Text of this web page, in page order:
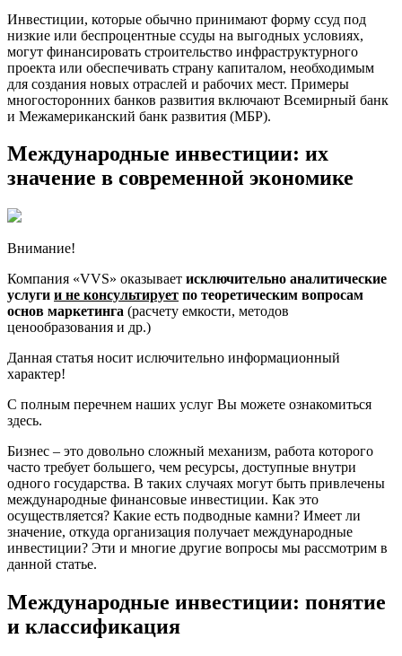
Инвестиции, которые обычно принимают форму ссуд под
низкие или беспроцентные ссуды на выгодных условиях,
могут финансировать строительство инфраструктурного
проекта или обеспечивать страну капиталом, необходимым
для создания новых отраслей и рабочих мест. Примеры
многосторонних банков развития включают Всемирный банк
и Межамериканский банк развития (МБР).
Международные инвестиции: их
значение в современной экономике
Внимание!
Компания «VVS» оказывает исключительно аналитические
услуги и не консультирует по теоретическим вопросам
основ маркетинга (расчету емкости, методов
ценообразования и др.)
Данная статья носит ислючительно информационный
характер!
С полным перечнем наших услуг Вы можете ознакомиться
здесь.
Бизнес – это довольно сложный механизм, работа которого
часто требует большего, чем ресурсы, доступные внутри
одного государства. В таких случаях могут быть привлечены
международные финансовые инвестиции. Как это
осуществляется? Какие есть подводные камни? Имеет ли
значение, откуда организация получает международные
инвестиции? Эти и многие другие вопросы мы рассмотрим в
данной статье.
Международные инвестиции: понятие
и классификация